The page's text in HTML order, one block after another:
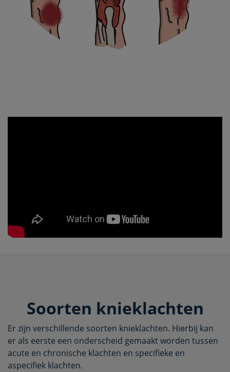
Soorten knieklachten
Er zijn verschillende soorten knieklachten. Hierbij kan
er als eerste een onderscheid gemaakt worden tussen
acute en chronische klachten en specifieke en
aspecifiek klachten.